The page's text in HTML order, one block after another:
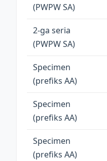
(PWPW SA)
2-ga seria
(PWPW SA)
Specimen
(prefiks AA)
Specimen
(prefiks AA)
Specimen
(prefiks AA)